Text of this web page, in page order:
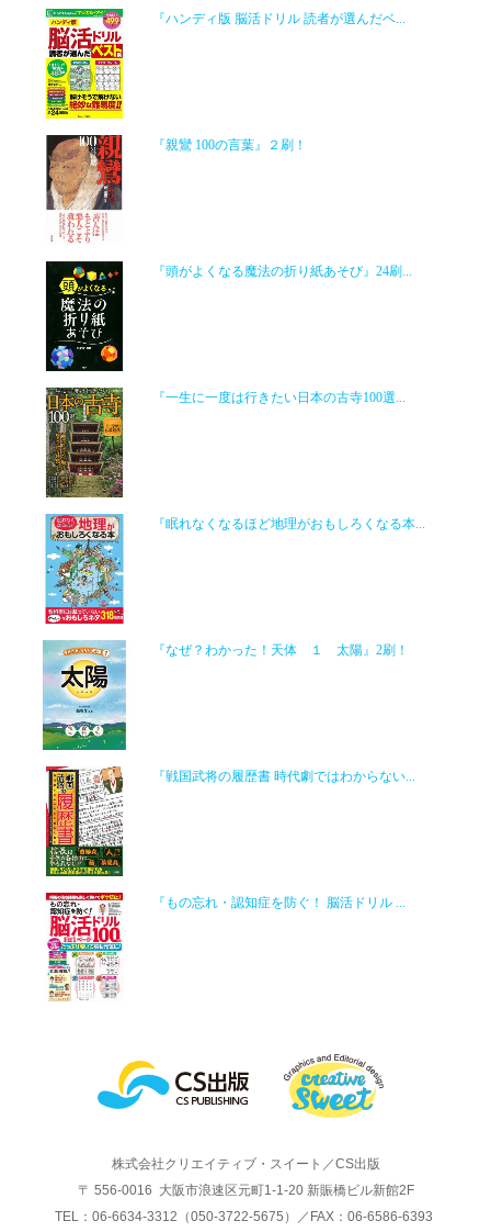
『ハンディ版 脳活ドリル 読者が選んだベ...
『親鸞 100の言葉』２刷！
『頭がよくなる魔法の折り紙あそび』24刷...
『一生に一度は行きたい日本の古寺100選...
『眠れなくなるほど地理がおもしろくなる本...
『なぜ？わかった！天体 １ 太陽』2刷！
『戦国武将の履歴書 時代劇ではわからない...
『もの忘れ・認知症を防ぐ！ 脳活ドリル ...
株式会社クリエイティブ・スイート／CS出版
〒 556-0016 大阪市浪速区元町1-1-20 新賑橋ビル新館2F
TEL：06-6634-3312（050-3722-5675）／FAX：06-6586-6393